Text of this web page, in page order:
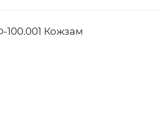
Кожзам